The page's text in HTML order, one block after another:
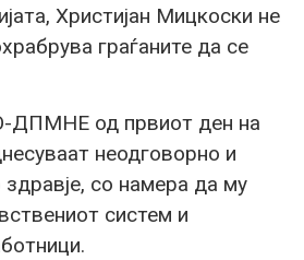
Христијан Мицкоски не
граѓаните да се
ДПМНЕ од првиот ден на
неодговорно и
здравје, со намера да му
систем и